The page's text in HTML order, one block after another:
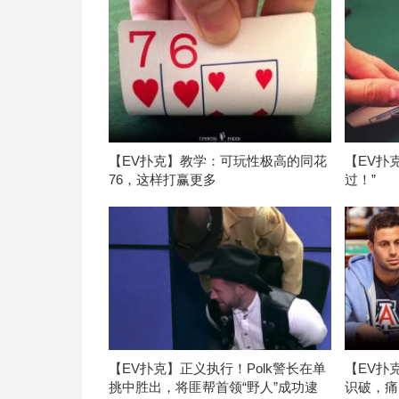
【EV扑克】教学：可玩性极高的同花
76，这样打赢更多
【EV扑
过！”
【EV扑克】正义执行！Polk警长在单
挑中胜出，将匪帮首领“野人”成功逮
【EV扑
识破，